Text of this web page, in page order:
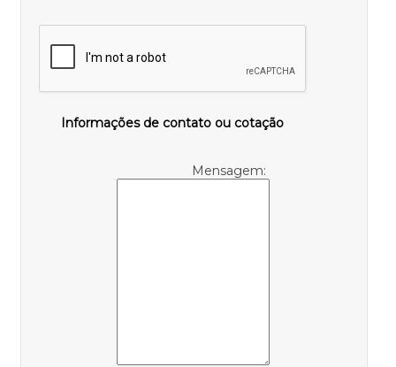
Informações de contato ou cotação
Mensagem: